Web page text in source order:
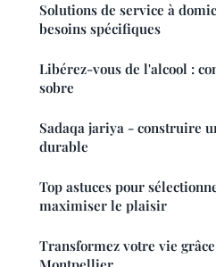
Solutions de service à
besoins spécifiques
Libérez-vous de l'alcool :
sobre
Sadaqa jariya - construire
durable
Top astuces pour
maximiser le plaisir
Transformez votre vie